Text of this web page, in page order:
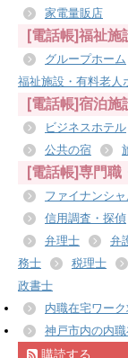
家電量販店
[電話帳]福祉施
グループホーム
福祉施設・有料老人
[電話帳]宿泊施
ビジネスホテル
公共の宿
[電話帳]専門職
ファイナンシ
信用調査・探偵
弁理士
弁
務士
税理士
政書士
内職在宅ワー
神戸市内の内
購読する